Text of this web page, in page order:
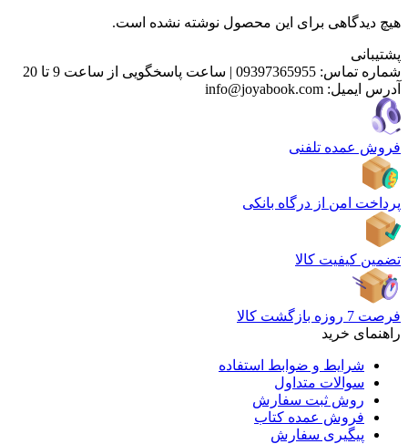
هیچ دیدگاهی برای این محصول نوشته نشده است.
پشتیبانی
شماره تماس: 09397365955
| ساعت پاسخگویی از ساعت 9 تا 20
آدرس ایمیل: info@joyabook.com
فروش عمده تلفنی
پرداخت امن از درگاه بانکی
تضمین کیفیت کالا
فرصت 7 روزه بازگشت کالا
راهنمای خرید
شرایط و ضوابط استفاده
سوالات متداول
روش ثبت سفارش
فروش عمده کتاب
پیگیری سفارش